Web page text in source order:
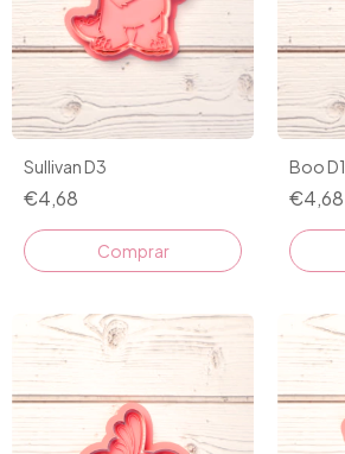
Sullivan D3
€4,68
Comprar
Boo D1
€4,68